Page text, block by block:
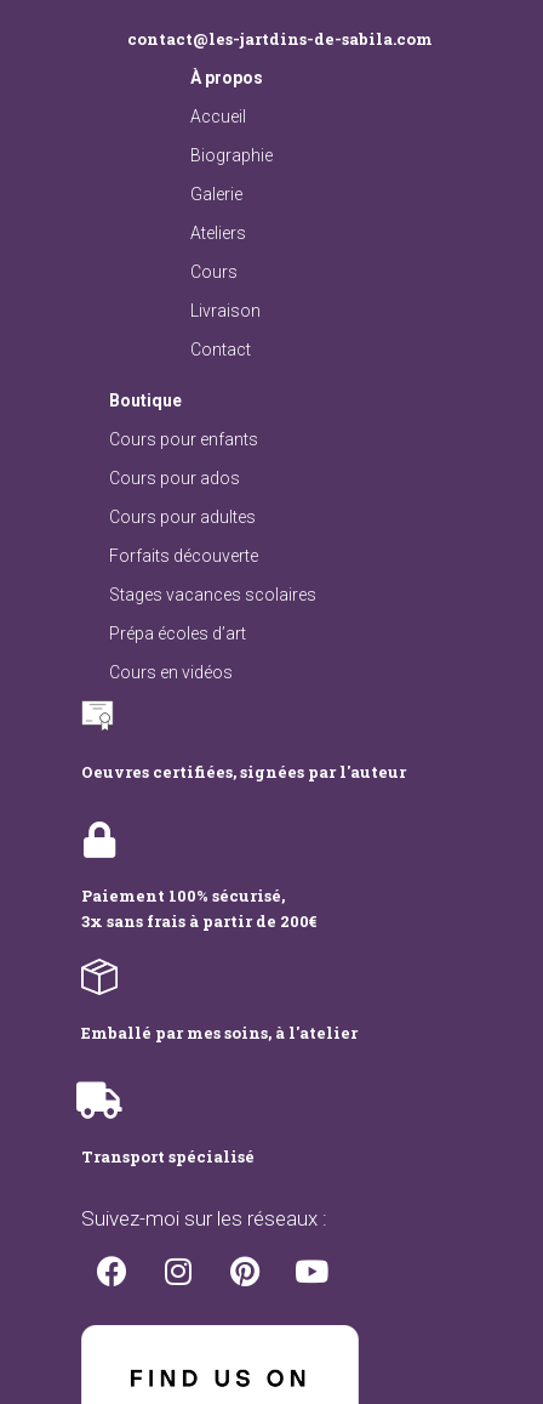
contact@les-jartdins-de-sabila.com
À propos
Accueil
Biographie
Galerie
Ateliers
Cours
Livraison
Contact
Boutique
Cours pour enfants
Cours pour ados
Cours pour adultes
Forfaits découverte
Stages vacances scolaires
Prépa écoles d’art
Cours en vidéos
Oeuvres certifiées, signées par l'auteur
Paiement 100% sécurisé,
3x sans frais à partir de 200€
Emballé par mes soins, à l'atelier
Transport spécialisé
Suivez-moi sur les réseaux :